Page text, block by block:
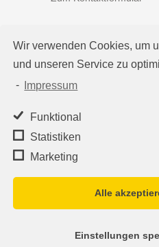
Wir verwenden Cookies, um
und unseren Service zu
-
Impressum
Funktional
Statistiken
Marketing
Alle
Einstellungen
Auf einen Blick
Hausverwaltung Köln
Immobilienverwaltung
WEG-Verwaltung
Mietverwaltung
Team
Immobilien Treuhand